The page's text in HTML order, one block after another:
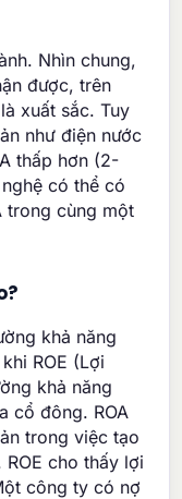
Nhìn chung,
được, trên
xuất sắc. Tuy
như điện nước
thấp hơn (2-
có thể có
trong cùng một
khả năng
ROE (Lợi
khả năng
cổ đông. ROA
trong việc tạo
cho thấy lợi
công ty có nợ